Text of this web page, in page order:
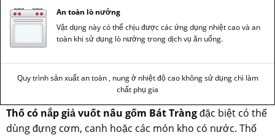
An toàn lò nướng
Vật dụng này có thể chịu được các ứng dụng nhiệt cao và an
toàn khi sử dụng lò nướng trong dịch vụ ăn uống.
Quy trình sản xuất an toàn , nung ở nhiệt độ cao không sử dụng chì làm
chất phụ gia
Thố có nắp giả vuốt nâu gốm Bát Tràngđặc biệt có thể
dùng đựng cơm, canh hoặc các món kho có nước. Thố